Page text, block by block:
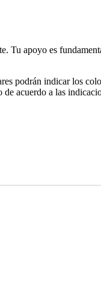
Tu apoyo es
podrán indicar los
acuerdo a las